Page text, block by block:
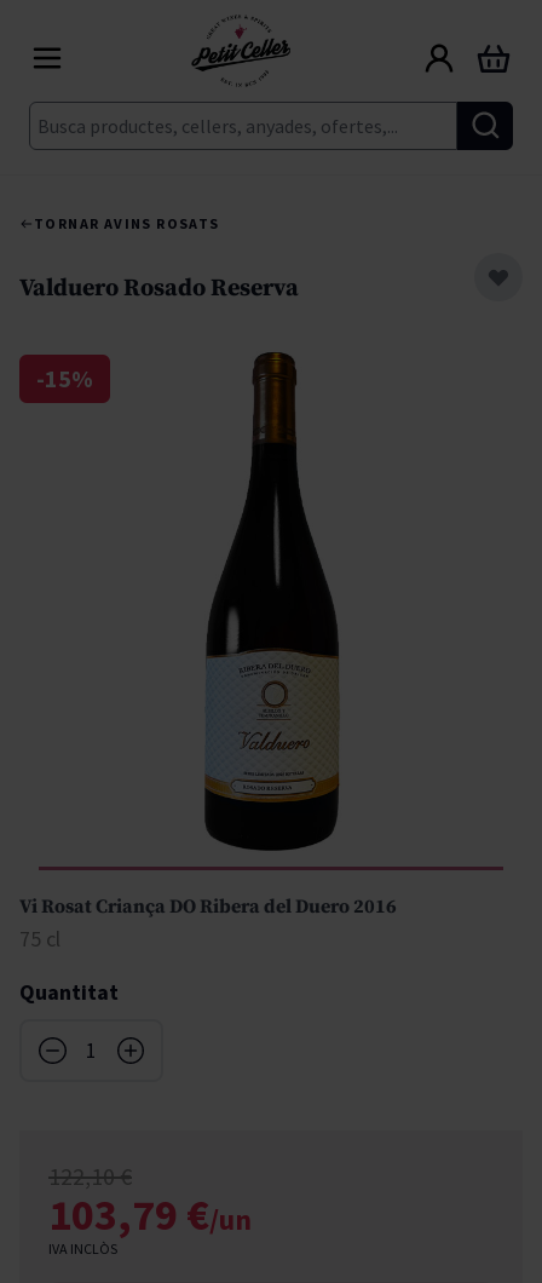
Cerca
Cart
TORNAR AVINS ROSATS
Valduero Rosado Reserva
-15%
Vi Rosat Criança DO Ribera del Duero 2016
75 cl
Quantitat
122,10 €
103,79 €/un
IVA INCLÒS